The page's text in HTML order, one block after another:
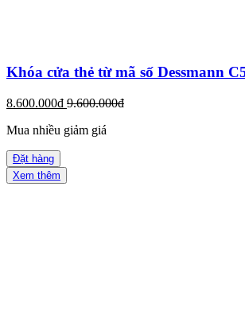
Khóa cửa thẻ từ mã số Dessmann
8.600.000đ 9.600.000đ
Mua nhiều giảm giá
Đặt hàng
Xem thêm